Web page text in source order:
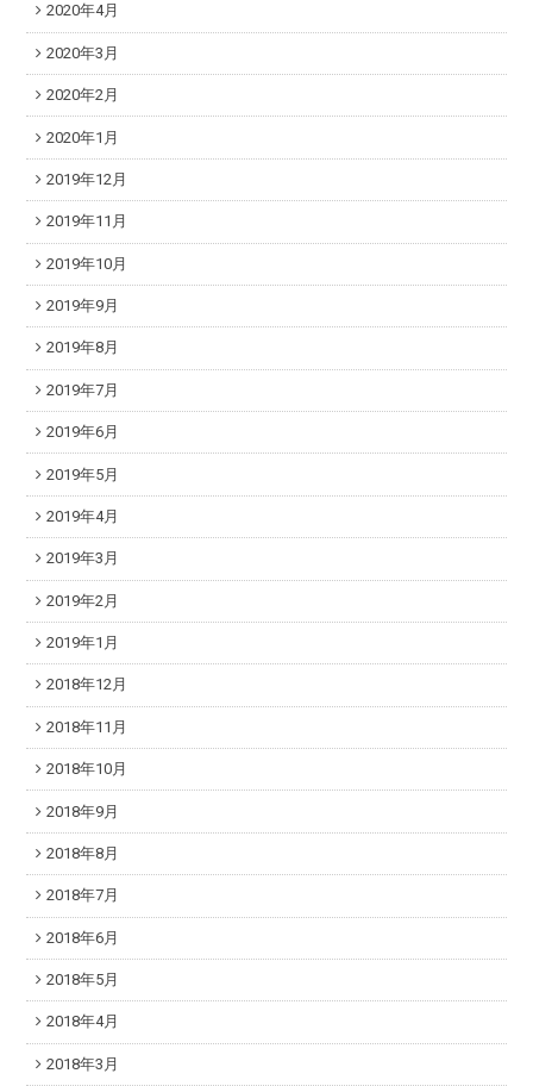
2020年4月
2020年3月
2020年2月
2020年1月
2019年12月
2019年11月
2019年10月
2019年9月
2019年8月
2019年7月
2019年6月
2019年5月
2019年4月
2019年3月
2019年2月
2019年1月
2018年12月
2018年11月
2018年10月
2018年9月
2018年8月
2018年7月
2018年6月
2018年5月
2018年4月
2018年3月